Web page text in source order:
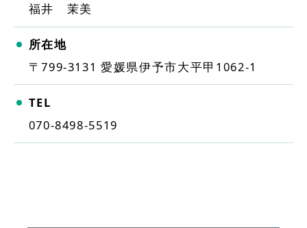
福井 茉美
所在地
〒799-3131 愛媛県伊予市大平甲1062-1
TEL
070-8498-5519